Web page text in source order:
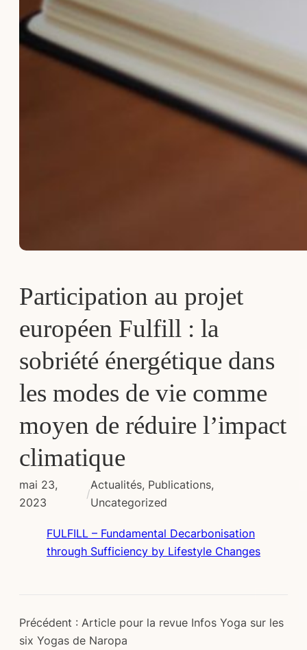
Participation au projet
européen Fulfill : la
sobriété énergétique dans
les modes de vie comme
moyen de réduire l’impact
climatique
mai 23,
2023
/
Actualités, Publications
Uncategorized
FULFILL – Fundamental Decarbonisation
through Sufficiency by Lifestyle Changes
Précédent : Article pour la revue Infos Yoga sur les
six Yogas de Naropa